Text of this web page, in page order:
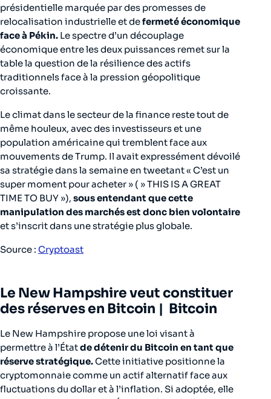
présidentielle marquée par des promesses de
relocalisation industrielle et defermeté économique
face à Pékin. Le spectre d’un découplage
économique entre les deux puissances remet sur la
table la question de la résilience des actifs
traditionnels face à la pression géopolitique
croissante.
Le climat dans le secteur de la finance reste tout de
même houleux, avec des investisseurs et une
population américaine qui tremblent face aux
mouvements de Trump. Il avait expressément dévoilé
sa stratégie dans la semaine en tweetant « C’est un
super moment pour acheter » ( » THIS IS A GREAT
TIME TO BUY »), sous entendant que cette
manipulation des marchés est donc bien volontaire
et s’inscrit dans une stratégie plus globale.
Source : Cryptoast
Le New Hampshire veut constituer
des réserves en Bitcoin | Bitcoin
Le New Hampshire propose une loi visant à
permettre à l’Étatde détenir du Bitcoin en tant que
réserve stratégique.Cette initiative positionne la
cryptomonnaie comme un actif alternatif face aux
fluctuations du dollar et à l’inflation. Si adoptée, elle